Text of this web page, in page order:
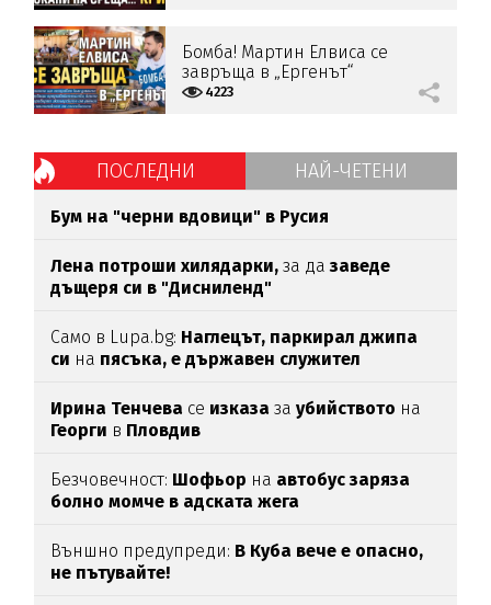
Бомба! Мартин Елвиса се
завръща в „Ергенът“
4223
ПОСЛЕДНИ НАЙ-ЧЕТЕНИ
Бум на "черни вдовици" в Русия
Лена потроши хилядарки,за да заведе
дъщеря си в "Дисниленд"
Само в Lupa.bg: Наглецът, паркирал джипа
си на пясъка, е държавен служител
Ирина Тенчева се изказазаубийството на
Георги в Пловдив
Безчовечност: Шофьор на автобус заряза
болно момче в адската жега
Външно предупреди: В Куба вече е опасно,
не пътувайте!